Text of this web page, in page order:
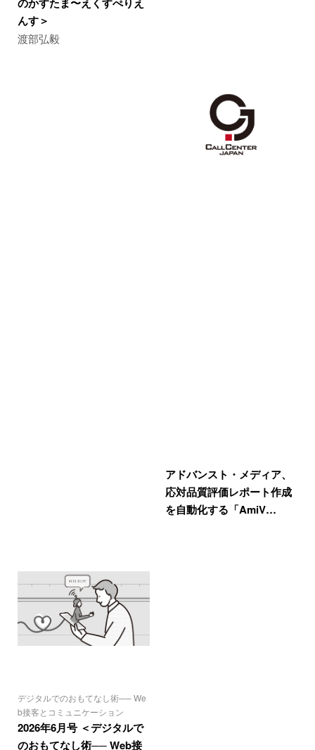
んす＞
渡部弘毅
アドバンスト・メディア、
応対品質評価レポート作成
を自動化する「AmiV…
デジタルでのおもてなし術── We
b接客とコミュニケーション
2026年6月号 ＜デジタルで
のおもてなし術── Web接